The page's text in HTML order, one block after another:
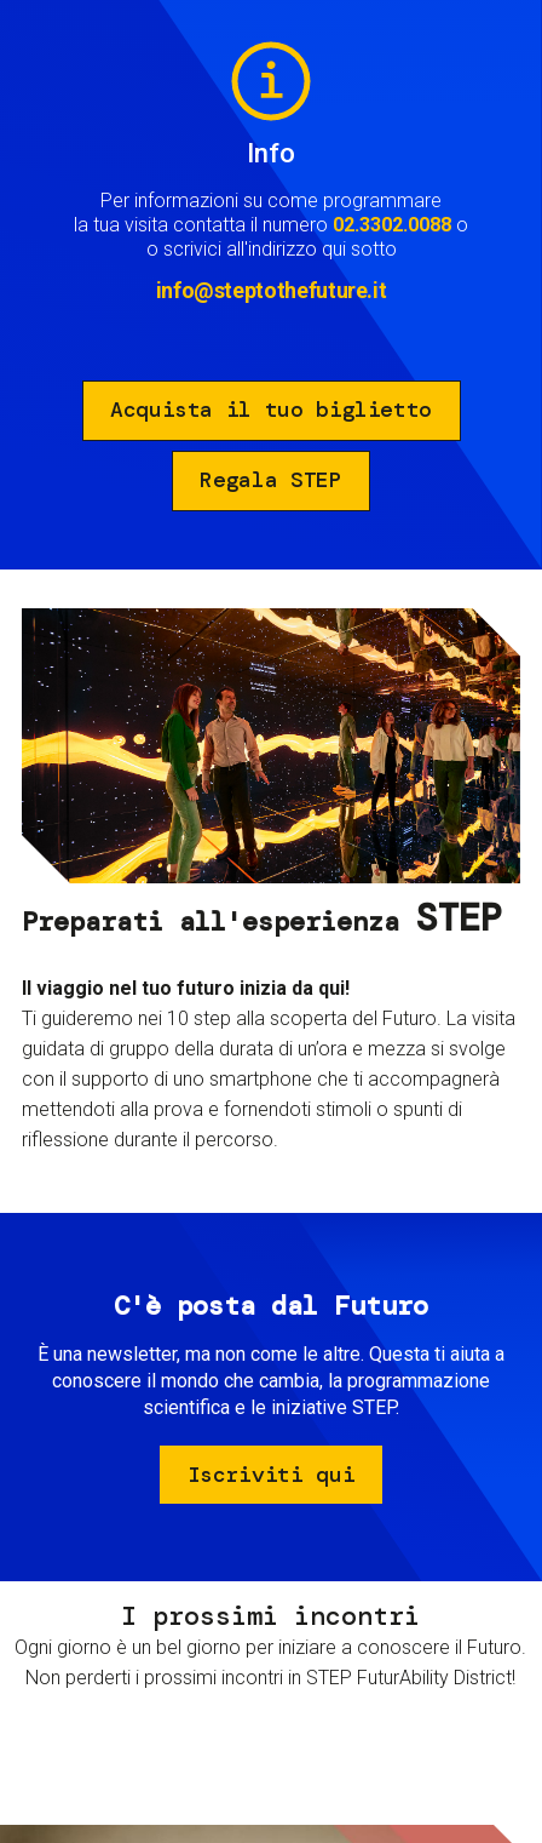
Info
Per informazioni su come programmare
la tua visita contatta il numero 02.3302.0088 o
o scrivici all'indirizzo qui sotto
info@steptothefuture.it
Acquista il tuo biglietto
Regala STEP
Preparati all'esperienza STEP
Il viaggio nel tuo futuro inizia da qui!
Ti guideremo nei 10 step alla scoperta del Futuro. La visita
guidata di gruppo della durata di un’ora e mezza si svolge
con il supporto di uno smartphone che ti accompagnerà
mettendoti alla prova e fornendoti stimoli o spunti di
riflessione durante il percorso.
C'è posta dal Futuro
È una newsletter, ma non come le altre. Questa ti aiuta a
conoscere il mondo che cambia, la programmazione
scientifica e le iniziative STEP.
Iscriviti qui
I prossimi incontri
Ogni giorno è un bel giorno per iniziare a conoscere il Futuro.
Non perderti i prossimi incontri in STEP FuturAbility District!